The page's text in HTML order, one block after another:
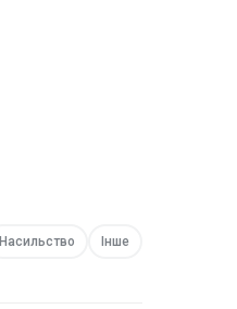
Насильство Інше